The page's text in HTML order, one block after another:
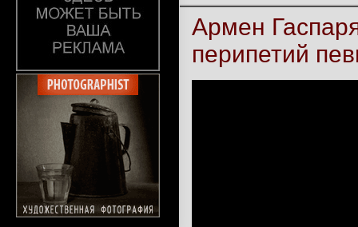
Армен
перипетий